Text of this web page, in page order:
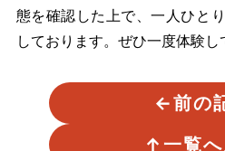
態を確認した上で、一人ひと
しております。ぜひ一度体験し
←前の
↑ 一覧